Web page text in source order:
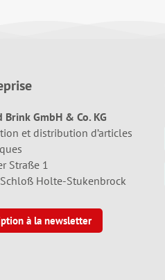
Brink GmbH & Co. KG
et distribution d’articles
Straße 1
Holte-Stukenbrock
à la newsletter